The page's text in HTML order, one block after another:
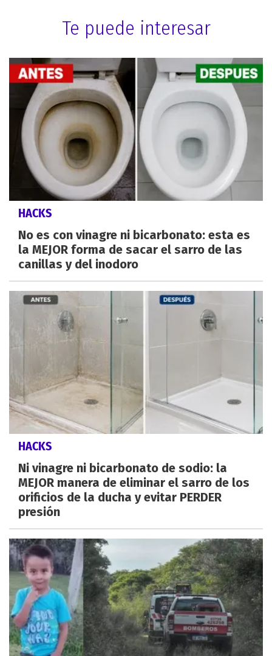
Te puede interesar
HACKS
No es con vinagre ni bicarbonato: esta es
la MEJOR forma de sacar el sarro de las
canillas y del inodoro
HACKS
Ni vinagre ni bicarbonato de sodio: la
MEJOR manera de eliminar el sarro de los
orificios de la ducha y evitar PERDER
presión